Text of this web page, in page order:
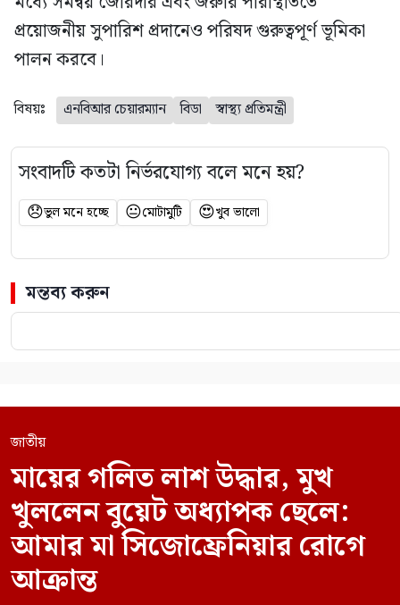
প্রয়োজনীয় সুপারিশ প্রদানেও পরিষদ গুরুত্বপূর্ণ ভূমিকা
পালন করবে।
বিষয়ঃ এনবিআর চেয়ারম্যান বিডা স্বাস্থ্য প্রতিমন্ত্রী
সংবাদটি কতটা নির্ভরযোগ্য বলে মনে হয়?
😞ভুল মনে হচ্ছে 😐মোটামুটি 😍খুব ভালো
মন্তব্য করুন
জাতীয়
মায়ের গলিত লাশ উদ্ধার, মুখ
খুললেন বুয়েট অধ্যাপক ছেলে:
আমার মা সিজোফ্রেনিয়ার রোগে
আক্রান্ত